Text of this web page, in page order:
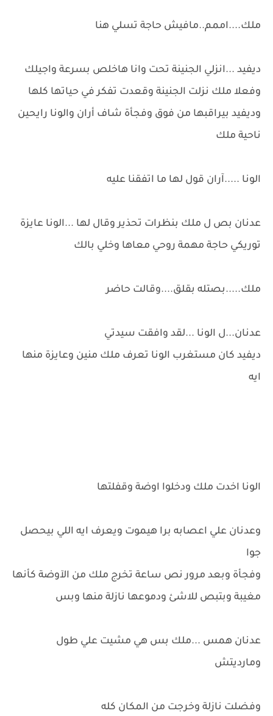
ملك....اممم..مافيش حاجة تسلي هنا
ديفيد ...انزلي الجنينة تحت وانا هاخلص بسرعة واجيلك
وفعلا ملك نزلت الجنينة وقعدت تفكر في حياتها كلها
وديفيد بيراقبها من فوق وفجأة شاف أران والونا رايحين
ناحية ملك
الونا .....آران قول لها ما اتفقنا عليه
عدنان بص ل ملك بنظرات تحذير وقال لها ...الونا عايزة
توريكي حاجة مهمة روحي معاها وخلي بالك
ملك.....بصتله بقلق....وقالت حاضر
عدنان...ل الونا ...لقد وافقت سيدتي
ديفيد كان مستغرب الونا تعرف ملك منين وعايزة منها
ايه
الونا اخدت ملك ودخلوا اوضة وقفلتها
وعدنان علي اعصابه برا هيموت ويعرف ايه اللي بيحصل
جوا
وفجأة وبعد مرور نص ساعة تخرج ملك من الآوضة كأنها
مغيبة وبتبص للاشئ ودموعها نازلة منها وبس
عدنان همس ...ملك بس هي مشيت علي طول
ومارديتش
وفضلت نازلة وخرجت من المكان كله